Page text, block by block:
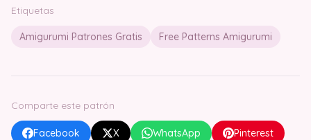
Etiquetas
Amigurumi Patrones Gratis Free Patterns Amigurumi
Comparte este patrón
Facebook X WhatsApp Pinterest